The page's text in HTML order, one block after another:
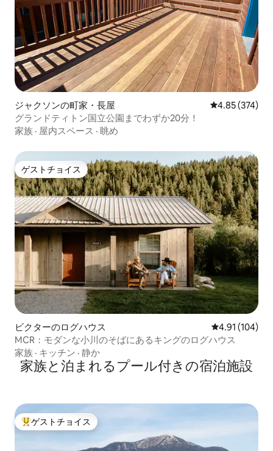
ジャクソンの町家・長屋 レビュー374
4.85 (374)
グランドティトン国立公園までわずか20分！
家族 · 屋内スペース · 眺め
ゲストチョイス
ゲストチョイス
ビクターのログハウス レビュー104
4.91 (104)
MCR：モダンな小川のそばにあるキングのログハウス
家族 · キッチン · 静か
家族と泊まれるプール付きの宿泊施設
大好評のゲストチョイスです。
ゲストチョイス